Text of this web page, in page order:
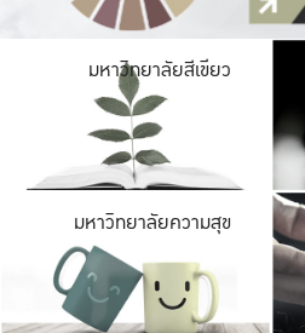
มหาวิทยาลัยสีเขียว
มหาวิทยาลัยความสุข